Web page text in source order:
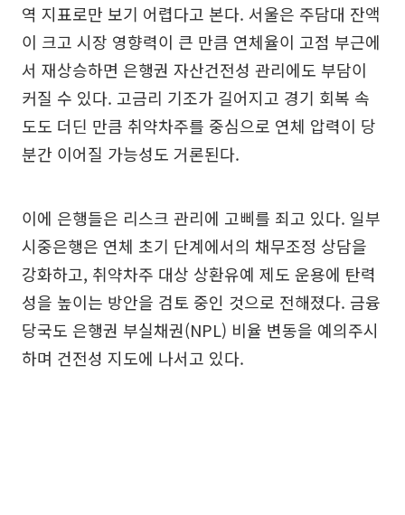
역 지표로만 보기 어렵다고 본다. 서울은 주담대 잔액
이 크고 시장 영향력이 큰 만큼 연체율이 고점 부근에
서 재상승하면 은행권 자산건전성 관리에도 부담이
커질 수 있다. 고금리 기조가 길어지고 경기 회복 속
도도 더딘 만큼 취약차주를 중심으로 연체 압력이 당
분간 이어질 가능성도 거론된다.
이에 은행들은 리스크 관리에 고삐를 죄고 있다. 일부
시중은행은 연체 초기 단계에서의 채무조정 상담을
강화하고, 취약차주 대상 상환유예 제도 운용에 탄력
성을 높이는 방안을 검토 중인 것으로 전해졌다. 금융
당국도 은행권 부실채권(NPL) 비율 변동을 예의주시
하며 건전성 지도에 나서고 있다.